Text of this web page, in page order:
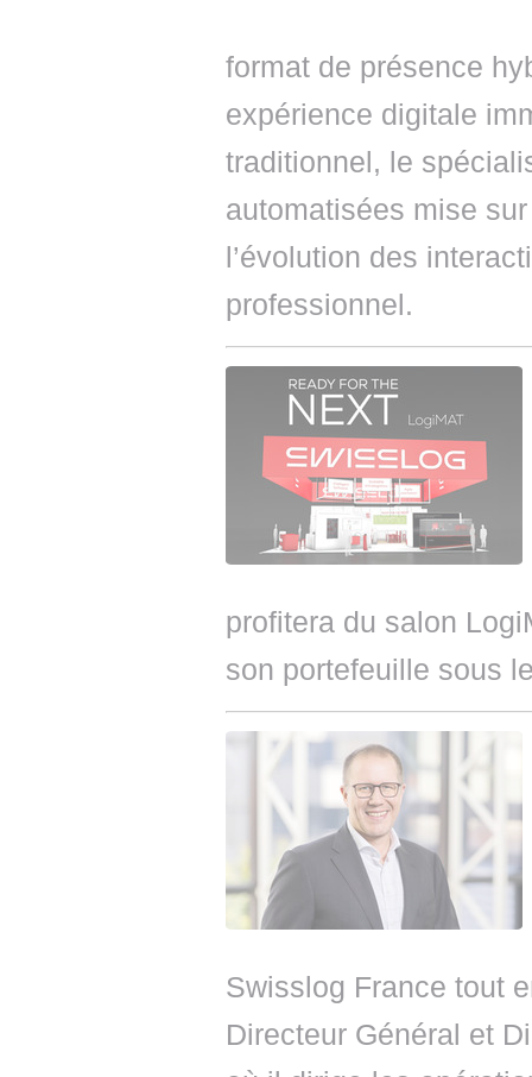
format de présence
expérience digitale
traditionnel, le
automatisées mise
l’évolution des
professionnel.
profitera du salon
son portefeuille sous
Swisslog France tout
Directeur Général et